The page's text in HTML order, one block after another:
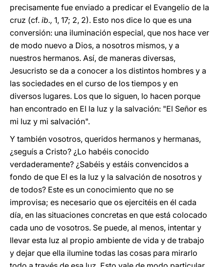
precisamente fue enviado a predicar el Evangelio de la
cruz (cf. ib., 1, 17; 2, 2). Esto nos dice lo que es una
conversión: una iluminación especial, que nos hace ver
de modo nuevo a Dios, a nosotros mismos, y a
nuestros hermanos. Así, de maneras diversas,
Jesucristo se da a conocer a los distintos hombres y a
las sociedades en el curso de los tiempos y en
diversos lugares. Los que lo siguen, lo hacen porque
han encontrado en El la luz y la salvación: "El Señor es
mi luz y mi salvación".
Y también vosotros, queridos hermanos y hermanas,
¿seguís a Cristo? ¿Lo habéis conocido
verdaderamente? ¿Sabéis y estáis convencidos a
fondo de que El es la luz y la salvación de nosotros y
de todos? Este es un conocimiento que no se
improvisa; es necesario que os ejercitéis en él cada
día, en las situaciones concretas en que está colocado
cada uno de vosotros. Se puede, al menos, intentar y
llevar esta luz al propio ambiente de vida y de trabajo
y dejar que ella ilumine todas las cosas para mirarlo